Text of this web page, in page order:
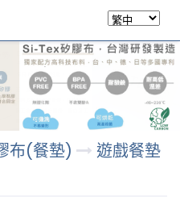
商店 永續發展 關於我
布(餐墊)
遊戲餐墊